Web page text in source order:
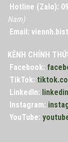
Hotline (Zalo):
Nam)
Email:
KÊNH CHÍNH
Facebook:
TikTok:
LinkedIn:
Instagram:
YouTube: